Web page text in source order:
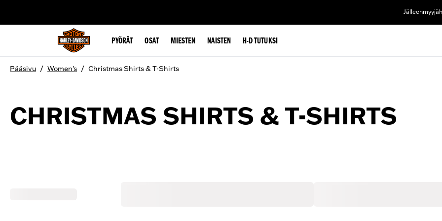
PYÖRÄT OSAT MIESTEN NAISTEN H-D TUTUKSI
Pääsivu / Women's / Christmas Shirts & T-Shirts
CHRISTMAS SHIRTS & T-SHIRTS